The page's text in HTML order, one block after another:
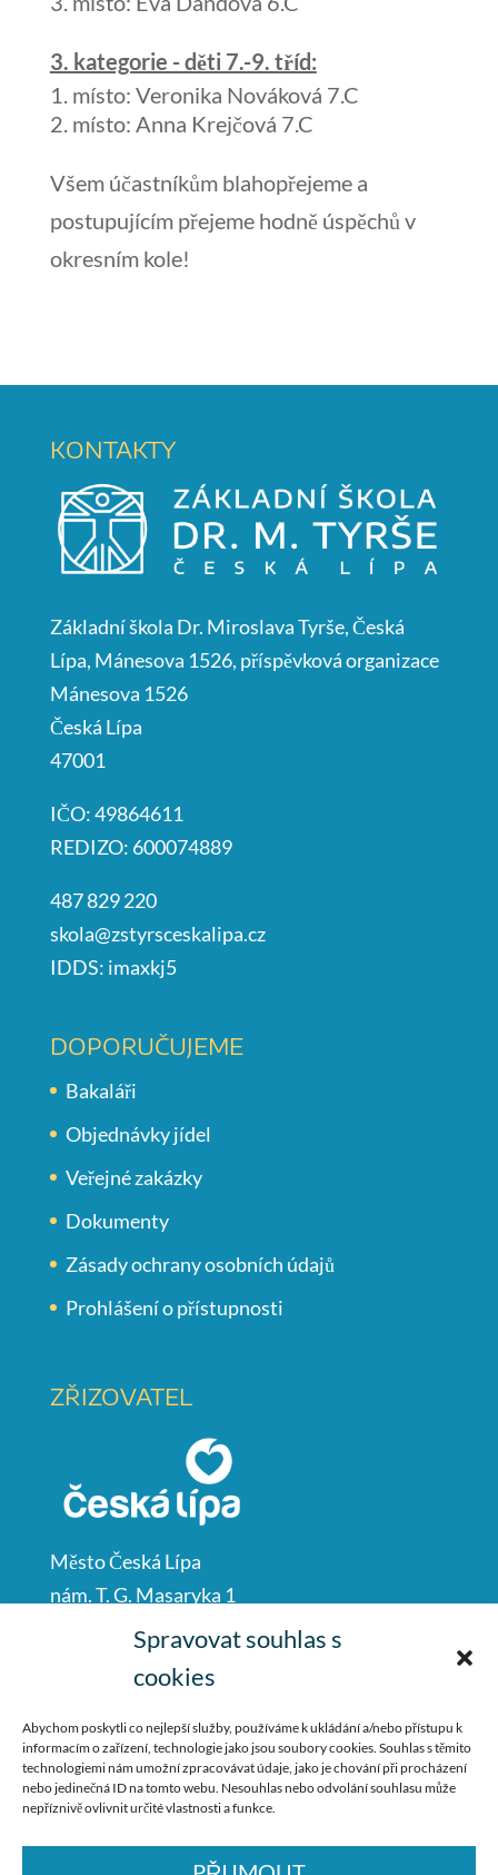
Spravovat souhlas s
cookies
Abychom poskytli co nejlepší služby, používáme k ukládání a/nebo přístupu k
informacím o zařízení, technologie jako jsou soubory cookies. Souhlas s těmito
technologiemi nám umožní zpracovávat údaje, jako je chování při procházení
nebo jedinečná ID na tomto webu. Nesouhlas nebo odvolání souhlasu může
nepříznivě ovlivnit určité vlastnosti a funkce.
3. kategorie - děti 7.-9. tříd:
místo: Veronika Nováková 7.C
místo: Anna Krejčová 7.C
Všem účastníkům blahopřejeme a
postupujícím přejeme hodně úspěchů v
okresním kole!
KONTAKTY
Základní škola Dr. Miroslava Tyrše, Česká
Lípa, Mánesova 1526, příspěvková organizace
Mánesova 1526
Česká Lípa
47001
IČO: 49864611
REDIZO: 600074889
487 829 220
skola@zstyrsceskalipa.cz
IDDS: imaxkj5
DOPORUČUJEME
Bakaláři
Objednávky jídel
Veřejné zakázky
Dokumenty
Zásady ochrany osobních údajů
Prohlášení o přístupnosti
ZŘIZOVATEL
Město Česká Lípa
nám. T. G. Masaryka 1
Česká Lípa
487 881 111
podatelna@mucl.cz